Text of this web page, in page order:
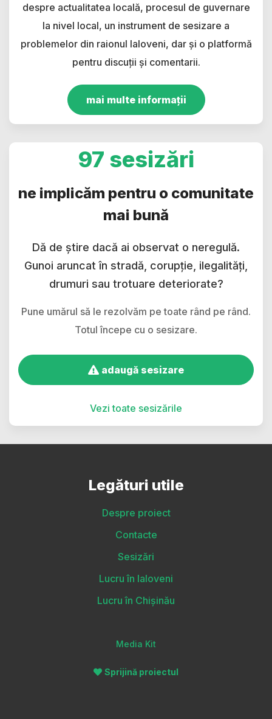
despre actualitatea locală, procesul de guvernare
la nivel local, un instrument de sesizare a
problemelor din raionul Ialoveni, dar și o platformă
pentru discuții și comentarii.
mai multe informații
97 sesizări
ne implicăm pentru o comunitate
mai bună
Dă de știre dacă ai observat o neregulă.
Gunoi aruncat în stradă, corupție, ilegalități,
drumuri sau trotuare deteriorate?
Pune umărul să le rezolvăm pe toate rând pe rând.
Totul începe cu o sesizare.
adaugă sesizare
Vezi toate sesizările
Legături utile
Despre proiect
Contacte
Sesizări
Lucru în Ialoveni
Lucru în Chișinău
Media Kit
Sprijină proiectul